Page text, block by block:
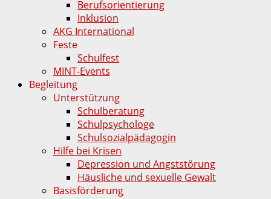
Berufsorientierung
Inklusion
AKG International
Feste
Schulfest
MINT-Events
Begleitung
Unterstützung
Schulberatung
Schulpsychologe
Schulsozialpädagogin
Hilfe bei Krisen
Depression und Angststörung
Häusliche und sexuelle Gewalt
Basisförderung